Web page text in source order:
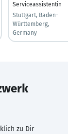
Serviceassistentin
Stuttgart, Baden-
Württemberg,
Germany
zu Dir